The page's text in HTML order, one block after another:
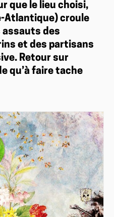
que le lieu choisi,
Atlantique) croule
des
et des partisans
Retour sur
qu’à faire tache